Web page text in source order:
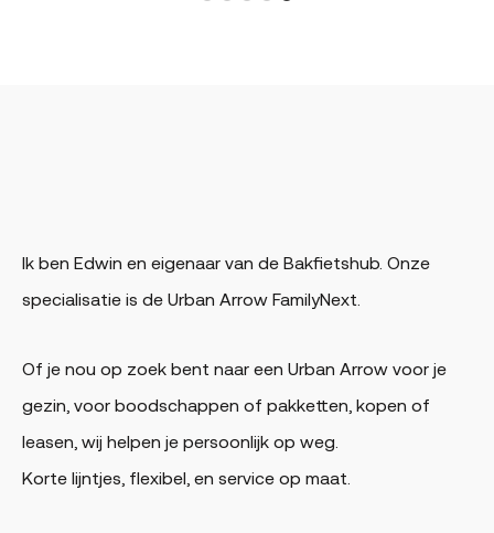
Ik ben Edwin en eigenaar van de Bakfietshub. Onze
specialisatie is de Urban Arrow FamilyNext.
Of je nou op zoek bent naar een Urban Arrow voor je
gezin, voor boodschappen of pakketten, kopen of
leasen, wij helpen je persoonlijk op weg.
Korte lijntjes, flexibel, en service op maat.